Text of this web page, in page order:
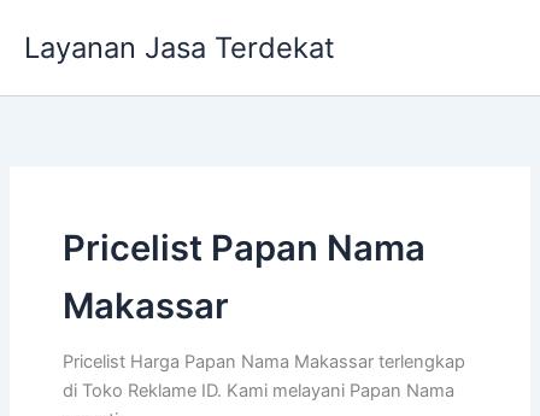
Layanan Jasa Terdekat
Pricelist Papan Nama
Makassar
Pricelist Harga Papan Nama Makassar terlengkap
di Toko Reklame ID. Kami melayani Papan Nama